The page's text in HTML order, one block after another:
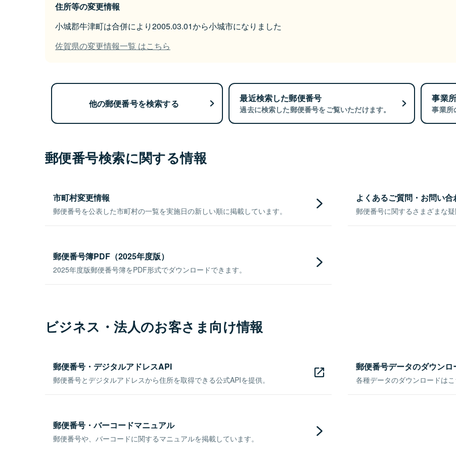
住所等の変更情報
小城郡牛津町は合併により2005.03.01から小城市になりました
佐賀県の変更情報一覧 はこちら
他の郵便番号を検索する 最近検索した郵便番号
過去に検索した郵便番号をご覧いただけます。
事業
事業所
郵便番号検索に関する情報
市町村変更情報
郵便番号を公表した市町村の一覧を実施日の新しい順に掲載しています。
よくあるご質問・お問い合
郵便番号に関するさまざまな疑
郵便番号簿PDF（2025年度版）
2025年度版郵便番号簿をPDF形式でダウンロードできます。
ビジネス・法人のお客さま向け情報
郵便番号・デジタルアドレスAPI
郵便番号とデジタルアドレスから住所を取得できる公式APIを提供。
郵便番号データのダウンロ
各種データのダウンロードは
郵便番号・バーコードマニュアル
郵便番号や、バーコードに関するマニュアルを掲載しています。